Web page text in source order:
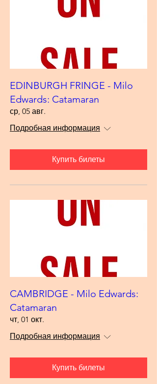
EDINBURGH FRINGE - Milo
Edwards: Catamaran
ср, 05 авг.
Подробная информация
Купить билеты
CAMBRIDGE - Milo Edwards:
Catamaran
чт, 01 окт.
Подробная информация
Купить билеты